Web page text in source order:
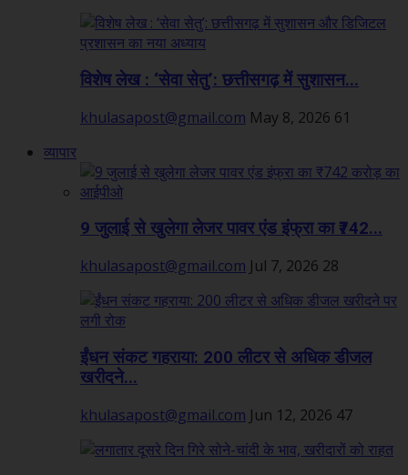
विशेष लेख : ‘सेवा सेतु’: छत्तीसगढ़ में सुशासन...
khulasapost@gmail.com May 8, 2026 61
व्यापार
9 जुलाई से खुलेगा लेजर पावर एंड इंफ्रा का ₹742...
khulasapost@gmail.com Jul 7, 2026 28
ईंधन संकट गहराया: 200 लीटर से अधिक डीजल
खरीदने...
khulasapost@gmail.com Jun 12, 2026 47